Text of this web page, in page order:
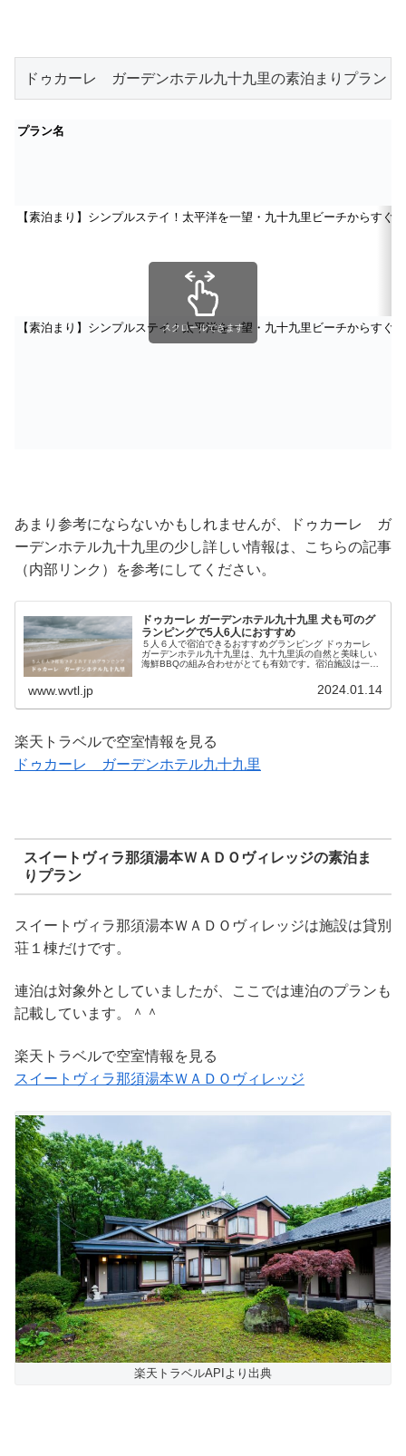
ドゥカーレ　ガーデンホテル九十九里の素泊まりプラン
プラン名
【素泊まり】シンプルステイ！太平洋を一望・九十九里ビーチからすぐ
【素泊まり】シンプルステイ！太平洋を一望・九十九里ビーチからすぐ
スクロールできます
あまり参考にならないかもしれませんが、ドゥカーレ ガ
ーデンホテル九十九里の少し詳しい情報は、こちらの記事
（内部リンク）を参考にしてください。
ドゥカーレ ガーデンホテル九十九里 犬も可のグ
ランピングで5人6人におすすめ
５人６人で宿泊できるおすすめグランピング ドゥカーレ
ガーデンホテル九十九里は、九十九里浜の自然と美味しい
海鮮BBQの組み合わせがとても有効です。宿泊施設は一部
www.wvtl.jp 2024.01.14
楽天トラベルで空室情報を見る
ドゥカーレ ガーデンホテル九十九里
スイートヴィラ那須湯本ＷＡＤＯヴィレッジの素泊ま
りプラン
スイートヴィラ那須湯本ＷＡＤＯヴィレッジは施設は貸別
荘１棟だけです。
連泊は対象外としていましたが、ここでは連泊のプランも
記載しています。＾＾
楽天トラベルで空室情報を見る
スイートヴィラ那須湯本ＷＡＤＯヴィレッジ
楽天トラベルAPIより出典